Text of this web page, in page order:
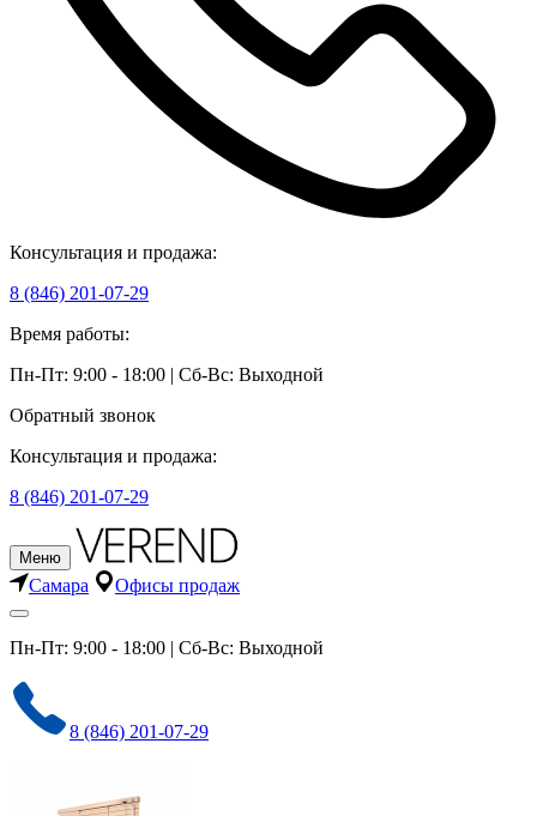
Консультация и продажа:
8 (846) 201-07-29
Время работы:
Пн-Пт: 9:00 - 18:00 | Сб-Вс: Выходной
Обратный звонок
Консультация и продажа:
8 (846) 201-07-29
Меню
Самара Офисы продаж
Пн-Пт: 9:00 - 18:00 | Сб-Вс: Выходной
8 (846) 201-07-29